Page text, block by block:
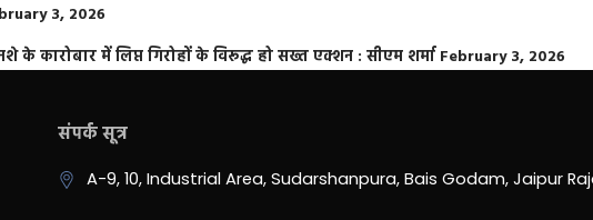
3, 2026
के कारोबार में लिप्त गिरोहों के विरूद्ध हो सख्त एक्शन : सीएम शर्मा February 3, 2026
संपर्क सूत्र
A-9, 10, Industrial Area, Sudarshanpura, Bais Godam, Jaipur